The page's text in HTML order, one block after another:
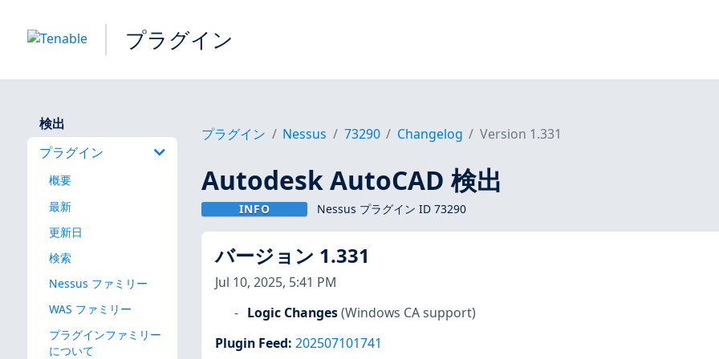
プラグイン
検出
プラグイン
概要
最新
更新日
検索
Nessus ファミリー
WAS ファミリー
プラグインファミリー
について
プラグイン Nessus 73290 Changelog Version 1.331
Autodesk AutoCAD 検出
INFO Nessus プラグイン ID 73290
バージョン 1.331
Jul 10, 2025, 5:41 PM
Logic Changes (Windows CA support)
Plugin Feed: 202507101741